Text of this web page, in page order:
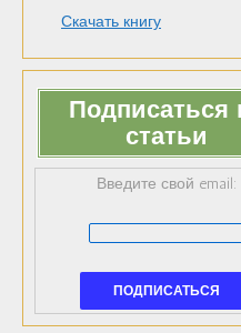
Скачать книгу
Подписаться
статьи
Введите свой email: